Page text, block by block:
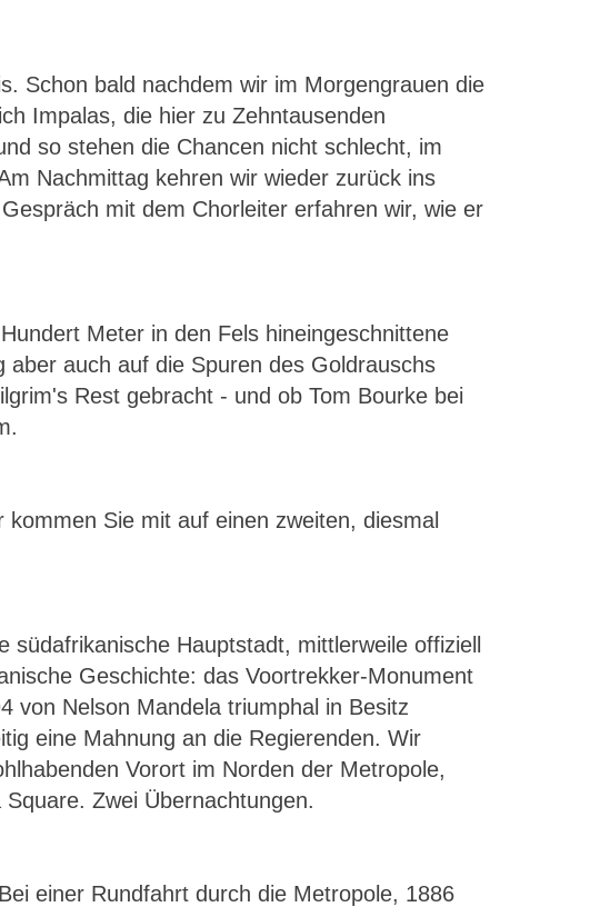
Schon bald nachdem wir im Morgengrauen die
Impalas, die hier zu Zehntausenden
so stehen die Chancen nicht schlecht, im
Nachmittag kehren wir wieder zurück ins
mit dem Chorleiter erfahren wir, wie er
Meter in den Fels hineingeschnittene
aber auch auf die Spuren des Goldrauschs
Rest gebracht - und ob Tom Bourke bei
Sie mit auf einen zweiten, diesmal
Hauptstadt, mittlerweile offiziell
Geschichte: das Voortrekker-Monument
von Nelson Mandela triumphal in Besitz
eine Mahnung an die Regierenden. Wir
Vorort im Norden der Metropole,
Zwei Übernachtungen.
einer Rundfahrt durch die Metropole, 1886